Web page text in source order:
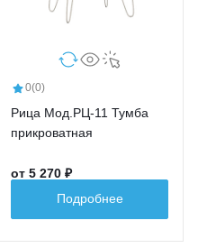
0(0)
Рица Мод.РЦ-11 Тумба
прикроватная
от 5 270 ₽
Подробнее